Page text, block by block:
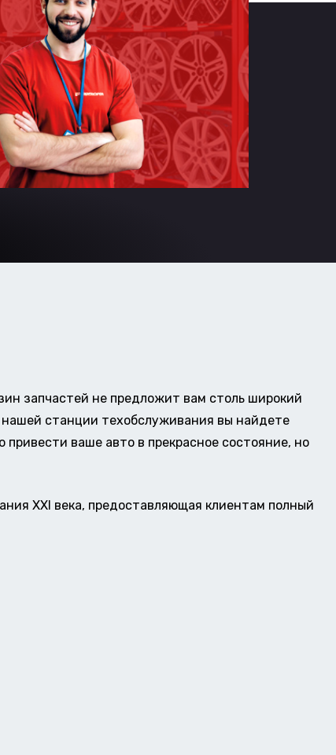
запчастей не предложит вам столь широкий
нашей станции техобслуживания вы найдете
ваше авто в прекрасное состояние, но
XXI века, предоставляющая клиентам полный